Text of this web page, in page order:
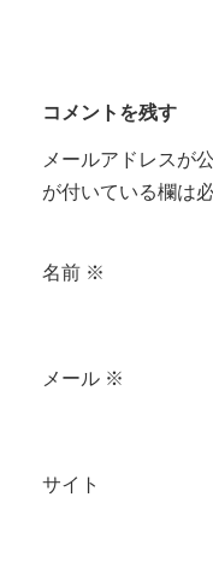
コメントを残す
メールアドレスが
が付いている欄は
名前 ※
メール ※
サイト